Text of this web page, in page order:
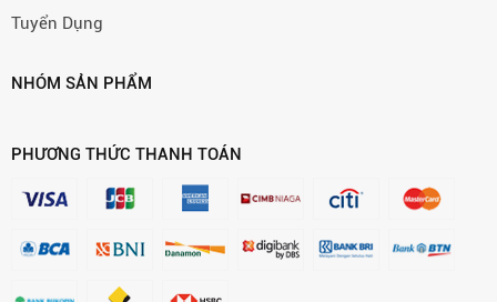
Tuyển Dụng
NHÓM SẢN PHẨM
PHƯƠNG THỨC THANH TOÁN